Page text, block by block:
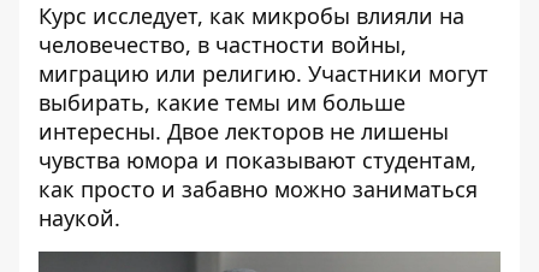
Курс исследует, как микробы влияли на
человечество, в частности войны,
миграцию или религию. Участники могут
выбирать, какие темы им больше
интересны. Двое лекторов не лишены
чувства юмора и показывают студентам,
как просто и забавно можно заниматься
наукой.